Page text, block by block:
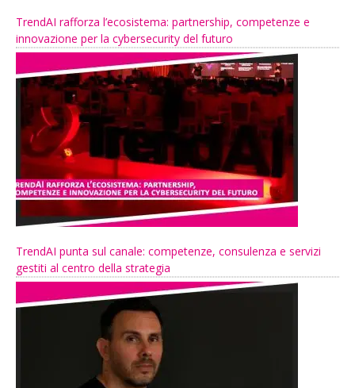
TrendAI rafforza l’ecosistema: partnership, competenze e
innovazione per la cybersecurity del futuro
TrendAI punta sul canale: competenze, consulenza e servizi
gestiti al centro della strategia